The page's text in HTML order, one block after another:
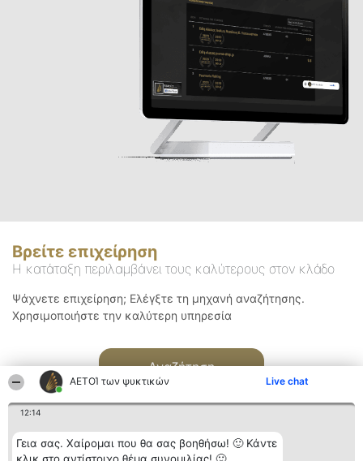
ΑΕΤΟΊ των ψυκτικών Live chat
12:14
Γεια σας. Χαίρομαι που θα σας βοηθήσω! 🙂 Κάντε
Βρείτε επιχείρηση
Η κατάταξη περιλαμβάνει τους καλύτερους στον κλάδο
Ψάχνετε επιχείρηση; Ελέγξτε τη μηχανή αναζήτησης.
Χρησιμοποιήστε την καλύτερη υπηρεσία
Αναζήτηση